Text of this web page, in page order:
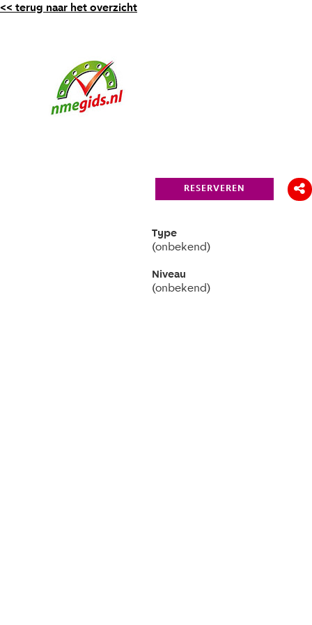
<< terug naar het overzicht
RESERVEREN
Type
(onbekend)
Niveau
(onbekend)